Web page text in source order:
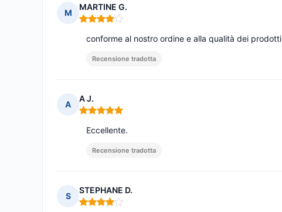
M
MARTINE G.
Nota: 4 su 5
conforme al nostro ordine e alla qualità dei prodotti
Recensione tradotta
A
A J.
Nota: 5 su 5
Eccellente.
Recensione tradotta
S
STEPHANE D.
Nota: 4 su 5